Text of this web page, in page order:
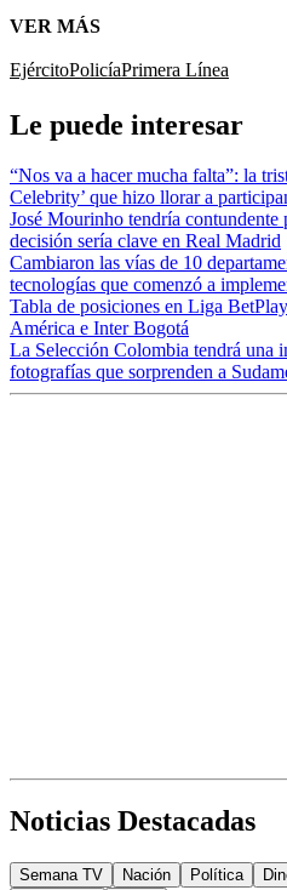
VER MÁS
EjércitoPolicíaPrimera Línea
Le puede interesar
“Nos va a hacer mucha falta”: la
Celebrity’ que hizo llorar a
José Mourinho tendría contundente
decisión sería clave en Real Madrid
Cambiaron las vías de 10
tecnologías que comenzó a
Tabla de posiciones en Liga
América e Inter Bogotá
La Selección Colombia tendrá una
fotografías que sorprenden a
Noticias Destacadas
Semana TV Nación Política